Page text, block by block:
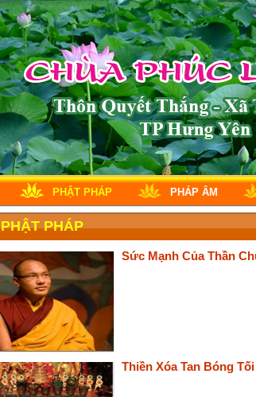
PHẬT PHÁP PHÁP ÂM
PHẬT PHÁP
Sức Mạnh Của Thần
Thiền Xóa Tan Bóng